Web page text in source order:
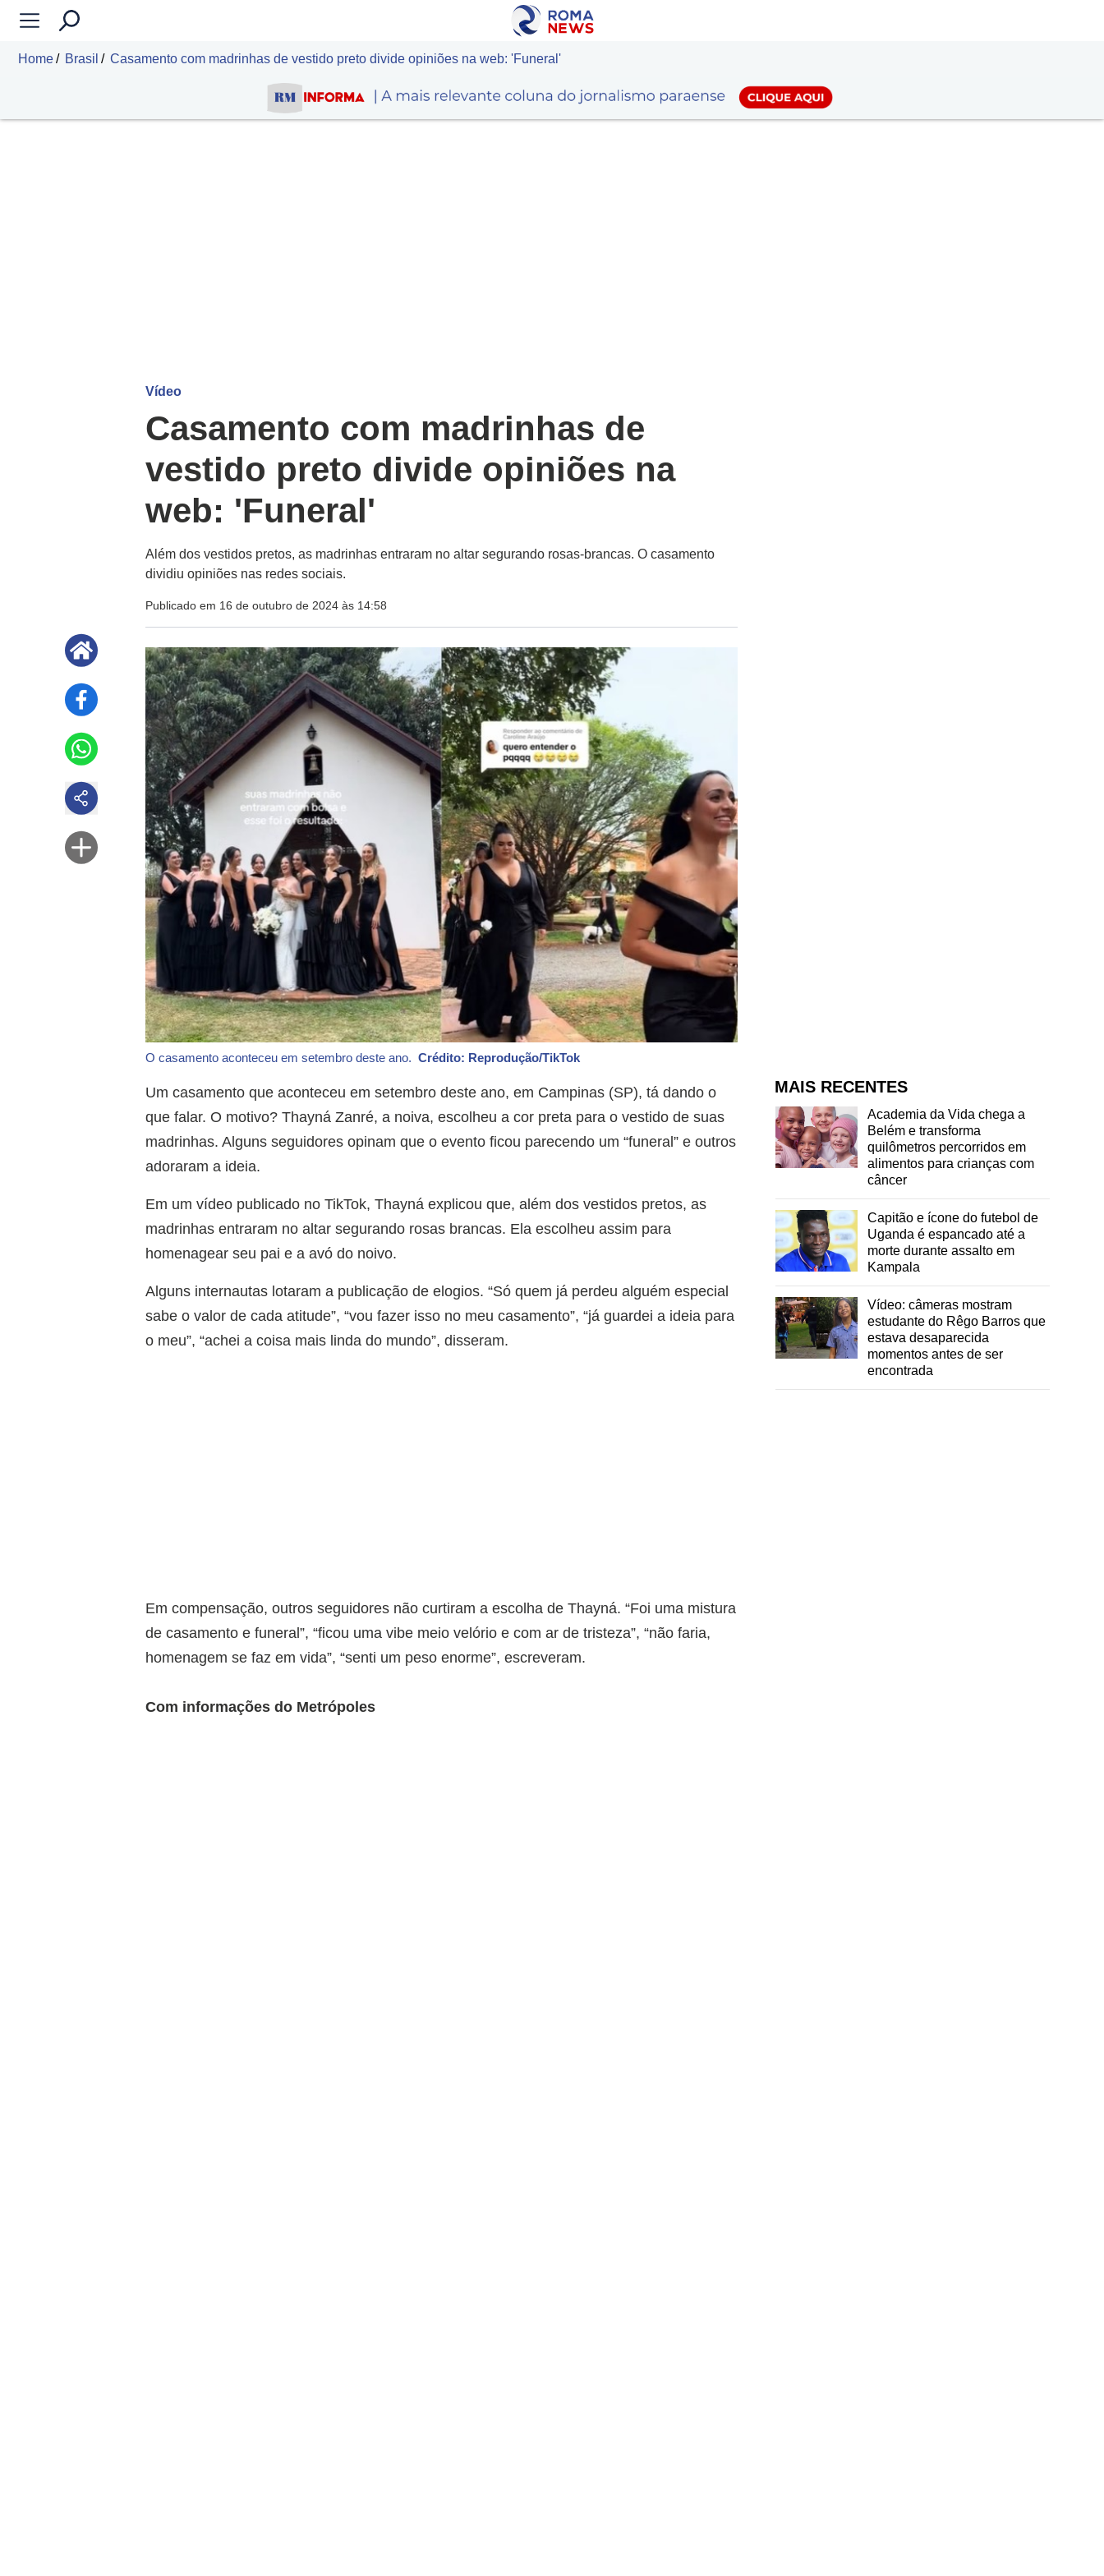
Home Brasil Casamento com madrinhas de vestido preto divide opiniões na web: 'Funeral'
Vídeo
Casamento com madrinhas de
vestido preto divide opiniões na
web: 'Funeral'
Além dos vestidos pretos, as madrinhas entraram no altar segurando rosas-brancas. O casamento
dividiu opiniões nas redes sociais.
Publicado em 16 de outubro de 2024 às 14:58
O casamento aconteceu em setembro deste ano.Crédito: Reprodução/TikTok
Um casamento que aconteceu em setembro deste ano, em Campinas (SP), tá dando o
que falar. O motivo? Thayná Zanré, a noiva, escolheu a cor preta para o vestido de suas
madrinhas. Alguns seguidores opinam que o evento ficou parecendo um “funeral” e outros
adoraram a ideia.
Em um vídeo publicado no TikTok, Thayná explicou que, além dos vestidos pretos, as
madrinhas entraram no altar segurando rosas brancas. Ela escolheu assim para
homenagear seu pai e a avó do noivo.
Alguns internautas lotaram a publicação de elogios. “Só quem já perdeu alguém especial
sabe o valor de cada atitude”, “vou fazer isso no meu casamento”, “já guardei a ideia para
o meu”, “achei a coisa mais linda do mundo”, disseram.
Em compensação, outros seguidores não curtiram a escolha de Thayná. “Foi uma mistura
de casamento e funeral”, “ficou uma vibe meio velório e com ar de tristeza”, “não faria,
homenagem se faz em vida”, “senti um peso enorme”, escreveram.
Com informações do Metrópoles
MAIS RECENTES
Academia da Vida chega a
Belém e transforma
quilômetros percorridos em
alimentos para crianças com
câncer
Capitão e ícone do futebol de
Uganda é espancado até a
morte durante assalto em
Kampala
Vídeo: câmeras mostram
estudante do Rêgo Barros que
estava desaparecida
momentos antes de ser
encontrada